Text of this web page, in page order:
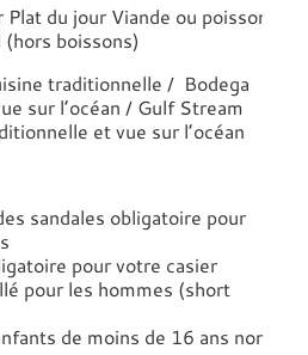
du jour Viande ou poisson
boissons)
traditionnelle / Bodega
sur l’océan / Gulf Stream
et vue sur l’océan
sandales obligatoire pour
pour votre casier
pour les hommes (short
de moins de 16 ans non